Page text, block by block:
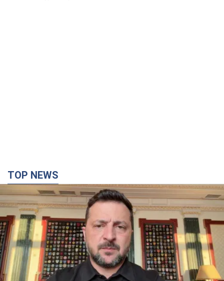
"Защита нашей жизни": Зеленский об
антибаллистической системе FREYJA,
санкциях против России и поддержке аграриев.
Видео
Европейские партнеры присоединяются к совместному
проекту
2 часа назад 34,5 т.